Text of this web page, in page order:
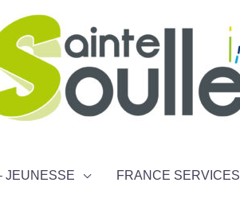
JEUNESSE FRANCE SERVICES